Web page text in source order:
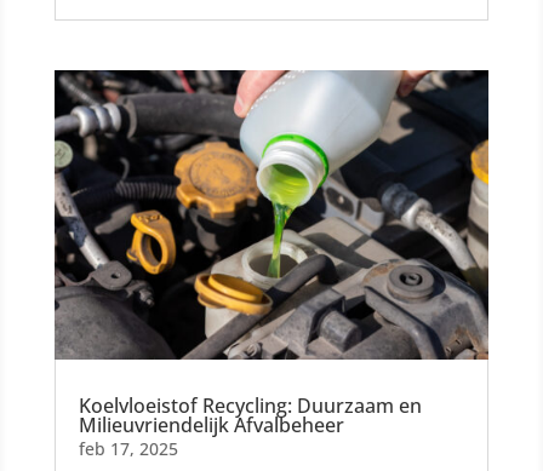
Koelvloeistof Recycling: Duurzaam en
Milieuvriendelijk Afvalbeheer
feb 17, 2025